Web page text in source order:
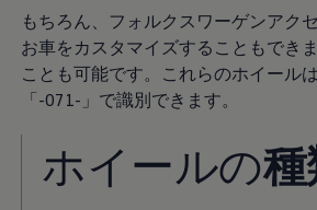
カスタマーセンター
タイヤパンク補償
認定中古車
“Certified Pre-Owned”の品質
延長保証サービスガイド
キャンペーン/ファイナンス
フォルクスワーゲンについて
もちろん、フォルクスワーゲンアク
お車をカスタマイズすることもでき
ことも可能です。これらのホイール
「-071-」で識別できます。
ホイールの